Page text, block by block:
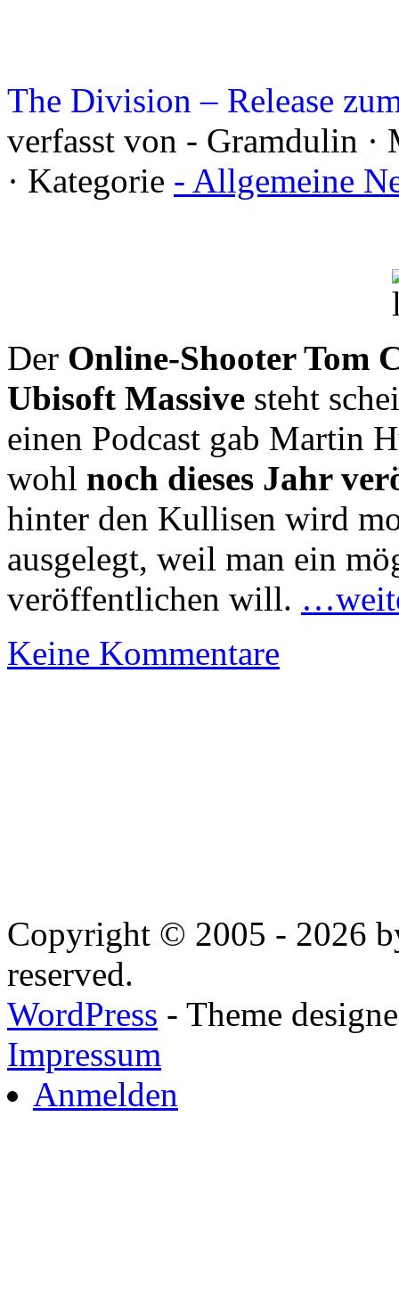
The Division – Release
verfasst von - Gramdulin
· Kategorie - Allgemeine
Der Online-Shooter Tom
Ubisoft Massive steht
einen Podcast gab Martin
wohl noch dieses Jahr
hinter den Kullisen wird
ausgelegt, weil man ein
veröffentlichen will.
Keine Kommentare
Copyright © 2005 - 2026
reserved.
WordPress - Theme
Impressum
Anmelden